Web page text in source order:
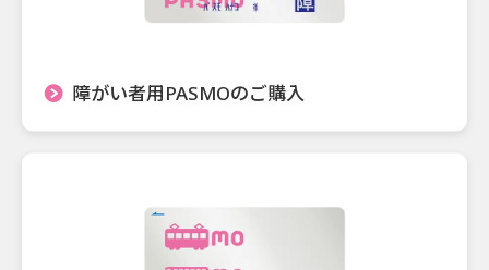
障がい者用PASMOのご購入